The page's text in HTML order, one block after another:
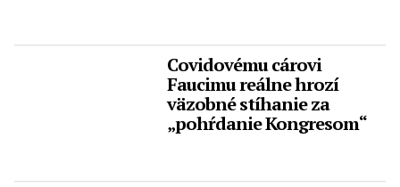
Covidovému cárovi
Faucimu reálne hrozí
väzobné stíhanie za
„pohŕdanie Kongresom“